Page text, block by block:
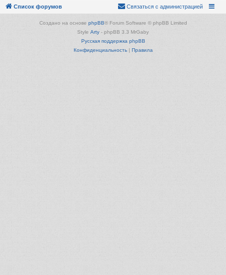
Список форумов Связаться с администрацией
Создано на основе phpBB® Forum Software © phpBB Limited
Style Arty - phpBB 3.3 MrGaby
Русская поддержка phpBB
Конфиденциальность| Правила